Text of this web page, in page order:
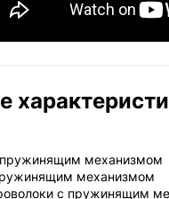
механизмом
механизмом
с пружинящим